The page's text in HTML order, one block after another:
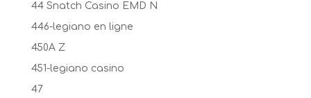
44 Snatch Casino EMD N
446-legiano en ligne
450A Z
451-legiano casino
47